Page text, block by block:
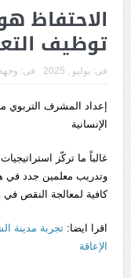
الاحتفاظ
توظيف
فى: يوليو , 2025 فى:
إعداد المشرف التربوي
الإنسانية
غالباً ما تركّز استراتيجيات
وتدريب معلمين جدد في
كافية لمعالجة النقص في
اقرا ايضا: تجربة مدينة
الإعاقة